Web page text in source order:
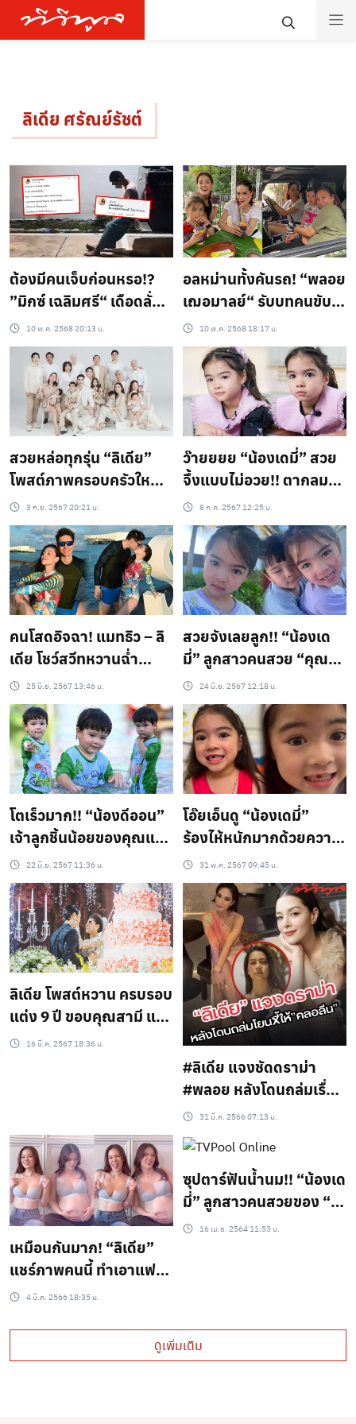
ลิเดีย ศรัณย์รัชต์
ต้องมีคนเจ็บก่อนหรอ!?
”มิกซ์ เฉลิมศรี“ เดือดลั่น
หลัง “โจรโดจา“ บุกไม่
เลิก! วนลูปป่วนคนดัง
10 พ.ค. 2568 20:13 น.
อลหม่านทั้งคันรถ! “พลอย
เฌอมาลย์“ รับบทคนขับ
รถพาลูกๆ ”ลิเดีย“ เที่ยว
10 พ.ค. 2568 18:17 น.
สวยหล่อทุกรุ่น “ลิเดีย”
โพสต์ภาพครอบครัวใหญ่
รวมตัวกันพร้อมหน้า
3 ก.ย. 2567 20:21 น.
ว๊ายยยย “น้องเดมี่” สวย
จึ้งแบบไม่อวย!! ตากลมโต
น่ารัก ช่างงดงามดุจดั่ง
เจ้าหญิง ใครเห็นก็ต้อง
หลงรัก…
8 ก.ค. 2567 12:25 น.
คนโสดอิจฉา! แมทธิว – ลิ
เดีย โชว์สวีทหวานฉ่ำ
ท่ามกลางทะเลมัลดีฟ คุณ
แม่ลูก 3 หุ่นสวยแซ่บมาก
จ้า
25 มิ.ย. 2567 13:46 น.
สวยจังเลยลูก!! “น้องเด
มี่” ลูกสาวคนสวย “คุณ
แม่ลิเดีย” โตเป็นสาวแล้ว
น่ารักจิ้มลิ้ม ตาแป๋วสุดๆ…
24 มิ.ย. 2567 12:18 น.
โตเร็วมาก!! “น้องดีออน”
เจ้าลูกชิ้นน้อยของคุณแม่
“ลิเดีย” หล่อมากงับ
อนาคตซุปตาร์เบอร์ต้น
แน่นอน!
22 มิ.ย. 2567 11:36 น.
โอ๊ยเอ็นดู “น้องเดมี่”
ร้องไห้หนักมากด้วยความ
ตกใจ แปรงฟันอยู่ดีๆ ฟันก็
หลุด ขวัญเอ๋ยขวัญมานะ
คะ
31 พ.ค. 2567 09:45 น.
ลิเดีย โพสต์หวาน ครบรอบ
แต่ง 9 ปี ขอบคุณสามี แม
ทธิว16 มี.ค. 2567 18:36 น.
#ลิเดีย แจงชัดดราม่า
#พลอย หลังโดนถล่มเรื่อง
โยนเรื่องนี้ให้คลอลีน (ชม
คลิป)
31 มี.ค. 2566 07:13 น.
เหมือนกันมาก! “ลิเดีย”
แชร์ภาพคนนี้ ทำเอาแฟนๆ
แห่แซว นึกว่าฝาแฝด?
4 มี.ค. 2566 18:35 น.
ซุปตาร์ฟันน้ำนม!! “น้องเด
มี่” ลูกสาวคนสวยของ “ลิ
เดีย ศรัณย์รัชต์ ” กับ”แม
16 เม.ย. 2564 11:53 น.
ดูเพิ่มเติม